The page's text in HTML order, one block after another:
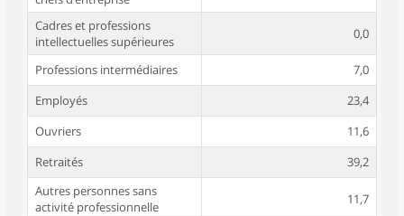
Cadres et professions
intellectuelles supérieures
0,0
Professions intermédiaires
7,0
Employés
23,4
Ouvriers
11,6
Retraités
39,2
Autres personnes sans
activité professionnelle
11,7